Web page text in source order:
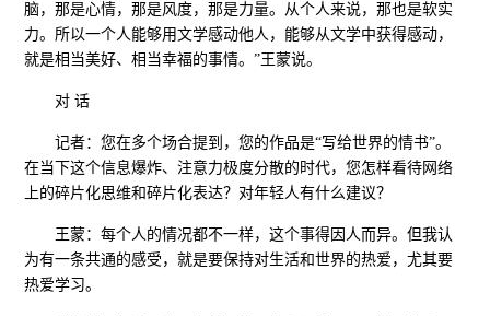
脑，那是心情，那是风度，那是力量。从个人来说，那也是软实
力。所以一个人能够用文学感动他人，能够从文学中获得感动，
就是相当美好、相当幸福的事情。”王蒙说。
对 话
记者：您在多个场合提到，您的作品是“写给世界的情书”。
在当下这个信息爆炸、注意力极度分散的时代，您怎样看待网络
上的碎片化思维和碎片化表达？对年轻人有什么建议？
王蒙：每个人的情况都不一样，这个事得因人而异。但我认
为有一条共通的感受，就是要保持对生活和世界的热爱，尤其要
热爱学习。